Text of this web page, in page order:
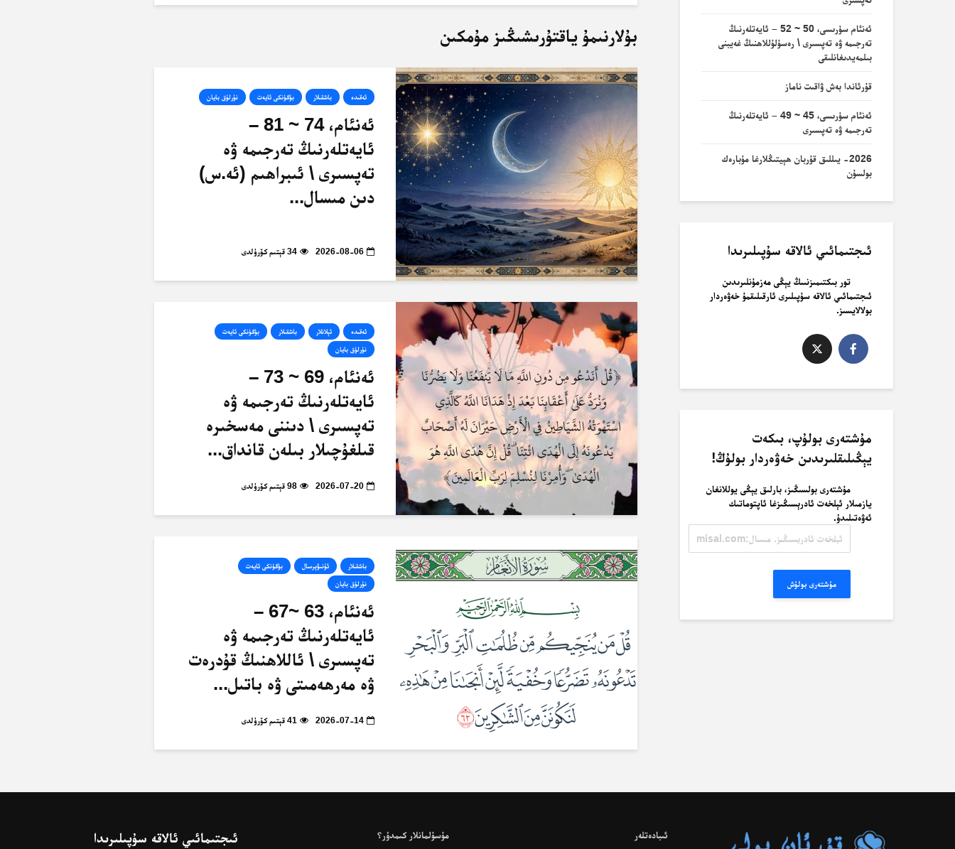
بۇلارنىمۇ ياقتۇرىشىڭىز مۇمكىن
ئەقىدە باشقىلار بۈگۈنكى ئايەت نۇرلۇق بايان
ئەنئام، 74 ~ 81 –
ئايەتلەرنىڭ تەرجىمە ۋە
تەپسىرى \ ئىبراھىم (ئە.س)
دىن مىسال...
2026-08-06 34 قېتىم كۆرۈلدى
ئەقىدە ئېلانلار باشقىلار بۈگۈنكى ئايەت
نۇرلۇق بايان
ئەنئام، 69 ~ 73 –
ئايەتلەرنىڭ تەرجىمە ۋە
تەپسىرى \ دىننى مەسخىرە
قىلغۇچىلار بىلەن قانداق...
2026-07-20 98 قېتىم كۆرۈلدى
باشقىلار ئۇنىۋېرسال بۈگۈنكى ئايەت
نۇرلۇق بايان
ئەنئام، 63 ~67 –
ئايەتلەرنىڭ تەرجىمە ۋە
تەپسىرى \ ئاللاھنىڭ قۇدرەت
ۋە مەرھەمىتى ۋە باتىل...
2026-07-14 41 قېتىم كۆرۈلدى
ئەنئام سۈرىسى، 50 ~ 52 – ئايەتلەرنىڭ
تەرجىمە ۋە تەپسىرى \ رەسۇلۇللاھنىڭ غەيبنى
بىلمەيدىغانلىقى
قۇرئاندا بەش ۋاقىت ناماز
ئەنئام سۈرىسى، 45 ~ 49 – ئايەتلەرنىڭ
تەرجىمە ۋە تەپسىرى
2026- يىللىق قۇربان ھېيتىڭلارغا مۇبارەك
بولسۇن
ئىجتىمائىي ئالاقە سۇپىلىرىدا
تور بىكتىمىزنىىڭ يېڭى مەزمۇنلىرىدىن
ئىجتىمائىي ئالاقە سۇپىلىرى ئارقىلىقمۇ خەۋەردار
بولالايسىز.
مۇشتەرى بولۇپ، بىكەت
يېڭىلىقلىرىدىن خەۋەردار بولۇڭ!
مۇشتەرى بولسىڭىز، بارلىق يېڭى يوللانغان
يازمىلار ئېلخەت ئادرېسىڭىزغا ئاپتوماتىك
ئەۋەتىلىدۇ.
ئادرېسىڭىز.
مۇشتەرى بولۇش
ئىبادەتلەر مۇسۇلمانلار كىمدۇر؟ ئىجتىمائىي ئالاقە سۇپىلىرىدا